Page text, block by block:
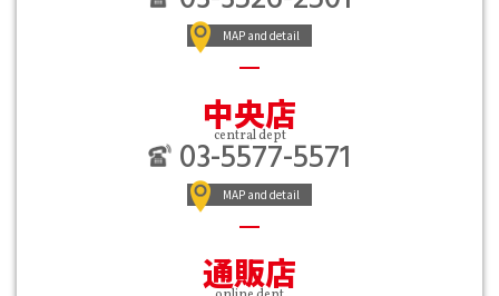
MAP and detail
中央店
central dept
03-5577-5571
MAP and detail
通販店